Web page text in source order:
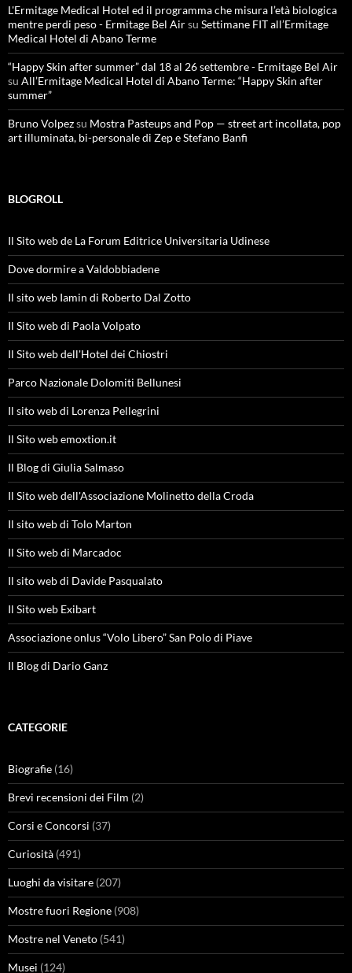
L'Ermitage Medical Hotel ed il programma che misura l’età biologica
mentre perdi peso - Ermitage Bel Airsu Settimane FIT all’Ermitage
Medical Hotel di Abano Terme
“Happy Skin after summer” dal 18 al 26 settembre - Ermitage Bel Air
su All’Ermitage Medical Hotel di Abano Terme: “Happy Skin after
summer”
Bruno Volpezsu Mostra Pasteups and Pop — street art incollata, pop
art illuminata, bi-personale di Zep e Stefano Banfi
BLOGROLL
Il Sito web de La Forum Editrice Universitaria Udinese
Dove dormire a Valdobbiadene
Il sito web Iamin di Roberto Dal Zotto
Il Sito web di Paola Volpato
Il Sito web dell'Hotel dei Chiostri
Parco Nazionale Dolomiti Bellunesi
Il sito web di Lorenza Pellegrini
Il Sito web emoxtion.it
Il Blog di Giulia Salmaso
Il Sito web dell'Associazione Molinetto della Croda
Il sito web di Tolo Marton
Il Sito web di Marcadoc
Il sito web di Davide Pasqualato
Il Sito web Exibart
Associazione onlus “Volo Libero” San Polo di Piave
Il Blog di Dario Ganz
CATEGORIE
Biografie (16)
Brevi recensioni dei Film (2)
Corsi e Concorsi (37)
Curiosità (491)
Luoghi da visitare (207)
Mostre fuori Regione (908)
Mostre nel Veneto (541)
Musei (124)